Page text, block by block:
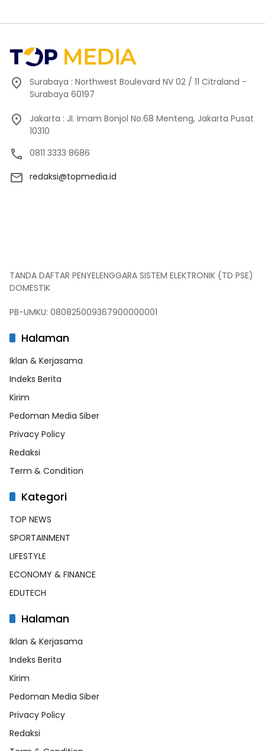
Surabaya : Northwest Boulevard NV 02 / 11 Citraland -
Surabaya 60197
Jakarta : JI. Imam Bonjol No.68 Menteng, Jakarta Pusat
10310
0811 3333 8686
redaksi@topmedia.id
TANDA DAFTAR PENYELENGGARA SISTEM ELEKTRONIK (TD PSE)
DOMESTIK
PB-UMKU: 080825009367900000001
Halaman
Iklan & Kerjasama
Indeks Berita
Kirim
Pedoman Media Siber
Privacy Policy
Redaksi
Term & Condition
Kategori
TOP NEWS
SPORTAINMENT
LIFESTYLE
ECONOMY & FINANCE
EDUTECH
Halaman
Iklan & Kerjasama
Indeks Berita
Kirim
Pedoman Media Siber
Privacy Policy
Redaksi